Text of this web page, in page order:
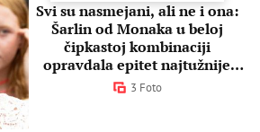
Svi su nasmejani, ali ne i ona:
Šarlin od Monaka u beloj
čipkastoj kombinaciji
opravdala epitet najtužnije
princeze
3 Foto